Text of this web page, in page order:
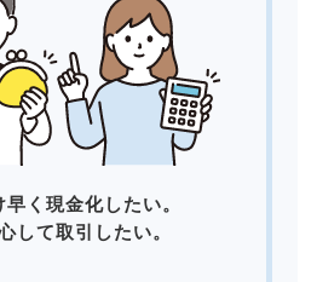
く現金化したい。
して取引したい。